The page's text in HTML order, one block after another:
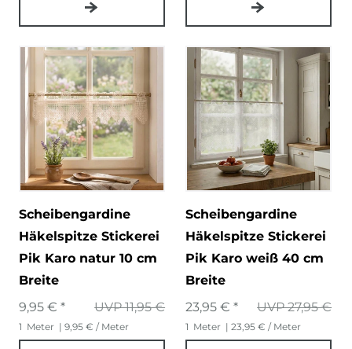
Scheibengardine
Häkelspitze Stickerei
Pik Karo natur 10 cm
Breite
UVP 11,95 €
9,95 € *
1 Meter | 9,95 € / Meter
Scheibengardine
Häkelspitze Stickerei
Pik Karo weiß 40 cm
Breite
UVP 27,95 €
23,95 € *
1 Meter | 23,95 € / Meter